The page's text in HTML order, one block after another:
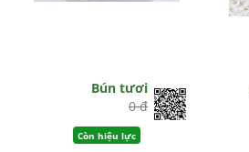
Bún tươi
0 đ
Còn hiệu lực